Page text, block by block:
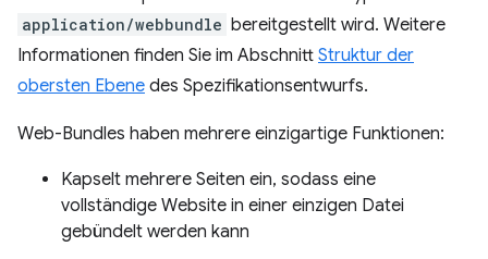
application/webbundle bereitgestellt wird. Weitere
Informationen finden Sie im Abschnitt Struktur der
obersten Ebene des Spezifikationsentwurfs.
Web-Bundles haben mehrere einzigartige Funktionen:
Kapselt mehrere Seiten ein, sodass eine
vollständige Website in einer einzigen Datei
gebündelt werden kann